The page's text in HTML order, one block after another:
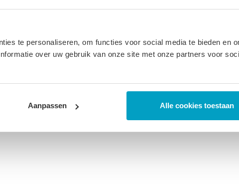
te personaliseren, om functies voor social media te bieden en
over uw gebruik van onze site met onze partners voor
Aanpassen Alle cookies toestaan